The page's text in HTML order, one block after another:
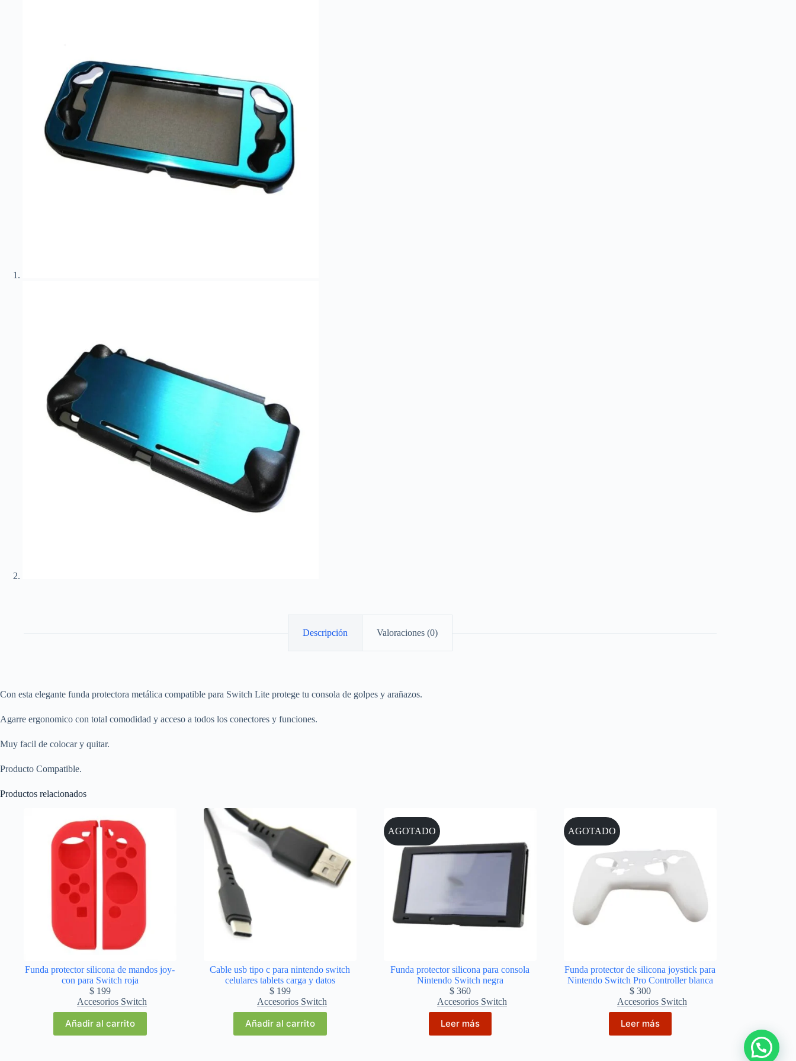
Descripción Valoraciones (0)
Con esta elegante funda protectora metálica compatible para Switch Lite protege tu consola de golpes y arañazos.
Agarre ergonomico con total comodidad y acceso a todos los conectores y funciones.
Muy facil de colocar y quitar.
Producto Compatible.
Productos relacionados
Funda protector silicona de mandos joy-
con para Switch roja
$199
Accesorios Switch
Añadir al carrito
Cable usb tipo c para nintendo switch
celulares tablets carga y datos
$199
Accesorios Switch
Añadir al carrito
AGOTADO
Funda protector silicona para consola
Nintendo Switch negra
$360
Accesorios Switch
Leer más
AGOTADO
Funda protector de silicona joystick para
Nintendo Switch Pro Controller blanca
$300
Accesorios Switch
Leer más